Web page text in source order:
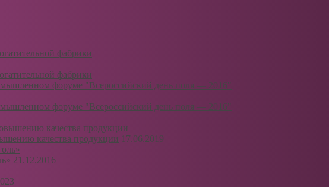
фабрики
фабрики
форуме "Всероссийский день поля — 2016"
форуме "Всероссийский день поля — 2016"
качества продукции 17.06.2019
21.12.2016